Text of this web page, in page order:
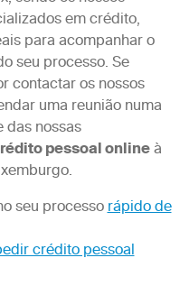
em crédito,
para acompanhar o
seu processo. Se
contactar os nossos
uma reunião numa
das nossas
pessoal onlineà
seu processorápido de
crédito pessoal